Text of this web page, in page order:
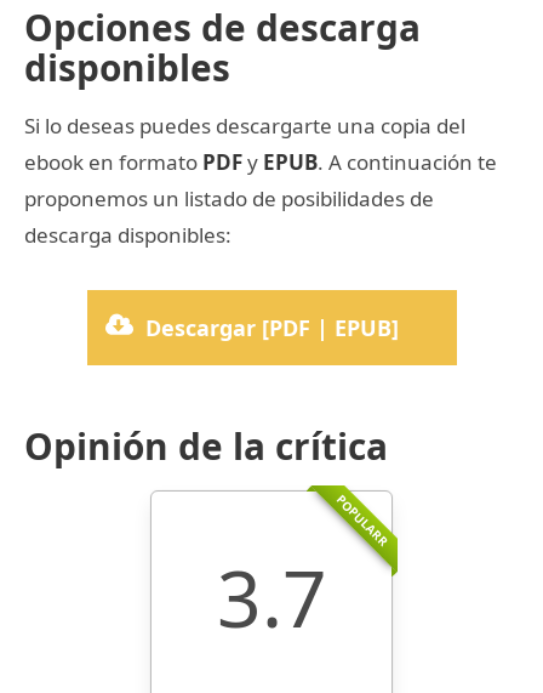
Opciones de descarga
disponibles
Si lo deseas puedes descargarte una copia del
ebook en formato PDFy EPUB. A continuación te
proponemos un listado de posibilidades de
descarga disponibles:
Descargar [PDF | EPUB]
Opinión de la crítica
POPULARR
3.7